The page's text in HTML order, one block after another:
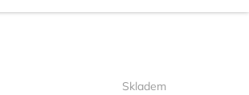
Skladem